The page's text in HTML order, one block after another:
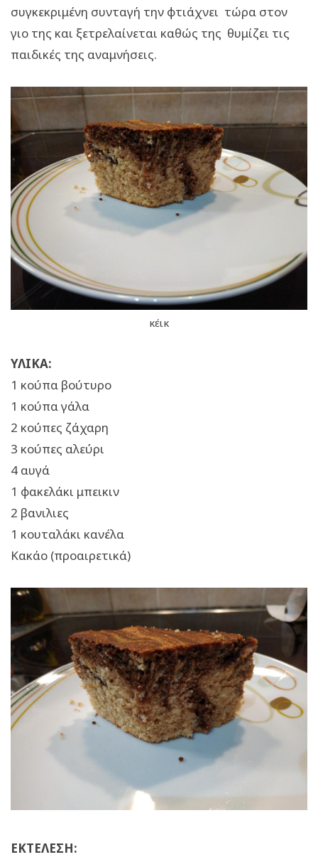
συγκεκριμένη συνταγή την φτιάχνει τώρα στον
γιο της και ξετρελαίνεται καθώς της θυμίζει τις
παιδικές της αναμνήσεις.
κέικ
ΥΛΙΚΑ:
1 κούπα βούτυρο
1 κούπα γάλα
2 κούπες ζάχαρη
3 κούπες αλεύρι
4 αυγά
1 φακελάκι μπεικιν
2 βανιλιες
1 κουταλάκι κανέλα
Κακάο (προαιρετικά)
ΕΚΤΕΛΕΣΗ: